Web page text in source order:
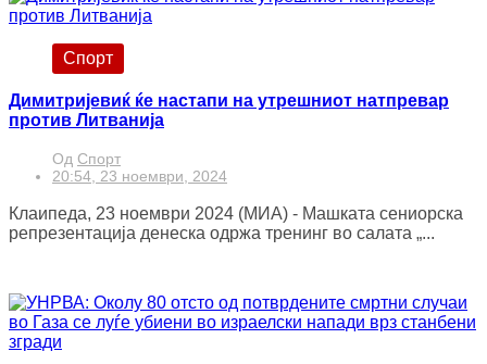
Спорт
Димитријевиќ ќе настапи на утрешниот натпревар
против Литванија
Од Спорт
20:54, 23 ноември, 2024
Клаипеда, 23 ноември 2024 (МИА) - Машката сениорска
репрезентација денеска одржа тренинг во салата „...